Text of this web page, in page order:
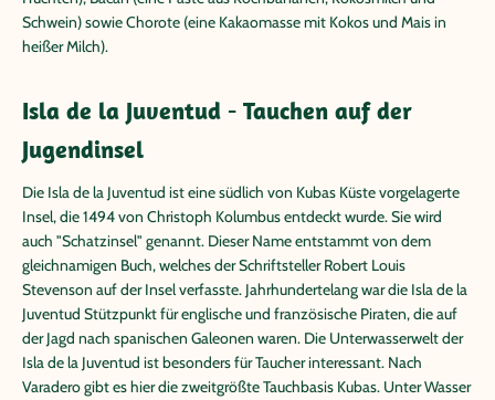
Schwein) sowie Chorote (eine Kakaomasse mit Kokos und Mais in
heißer Milch).
Isla de la Juventud - Tauchen auf der
Jugendinsel
Die Isla de la Juventud ist eine südlich von Kubas Küste vorgelagerte
Insel, die 1494 von Christoph Kolumbus entdeckt wurde. Sie wird
auch "Schatzinsel" genannt. Dieser Name entstammt von dem
gleichnamigen Buch, welches der Schriftsteller Robert Louis
Stevenson auf der Insel verfasste. Jahrhundertelang war die Isla de la
Juventud Stützpunkt für englische und französische Piraten, die auf
der Jagd nach spanischen Galeonen waren. Die Unterwasserwelt der
Isla de la Juventud ist besonders für Taucher interessant. Nach
Varadero gibt es hier die zweitgrößte Tauchbasis Kubas. Unter Wasser